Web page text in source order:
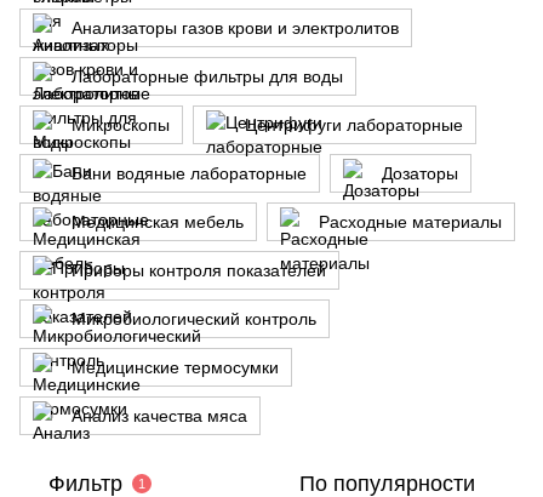
Анализаторы газов крови и электролитов
Лабораторные фильтры для воды
Микроскопы Центрифуги лабораторные
Бани водяные лабораторные Дозаторы
Медицинская мебель Расходные материалы
Приборы контроля показателей
Микробиологический контроль
Медицинские термосумки
Анализ качества мяса
Фильтр 1 По популярности